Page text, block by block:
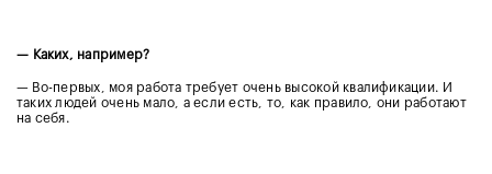
— Каких, например?
— Во-первых, моя работа требует очень высокой квалификации. И
таких людей очень мало, а если есть, то, как правило, они работают
на себя.